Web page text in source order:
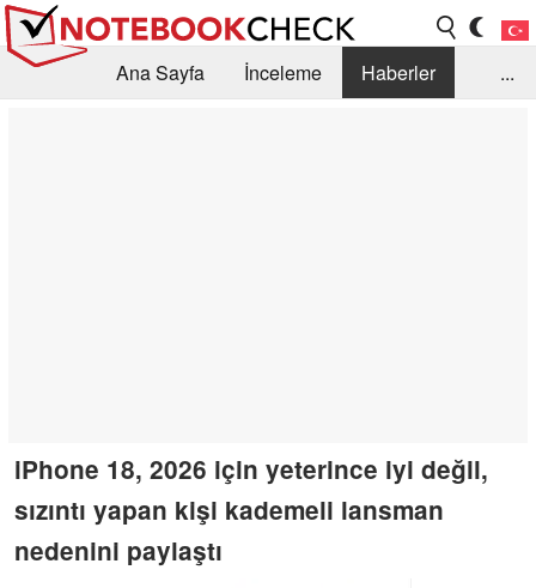
Ana Sayfa İnceleme
Haberler
...
iPhone 18, 2026 için yeterince iyi değil,
sızıntı yapan kişi kademeli lansman
nedenini paylaştı